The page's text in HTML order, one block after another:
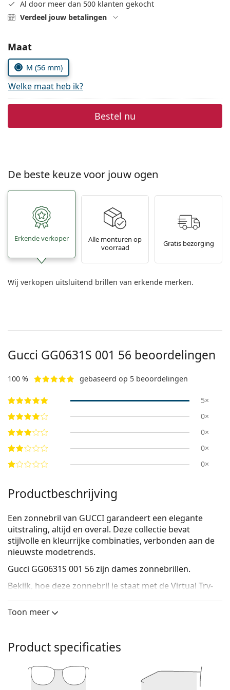
Alle merken
Persol
Alle merken
Al door meer dan 500 klanten gekocht
Verdeel jouw betalingen
Kies parameters:
Maat
M (56 mm)
Welke maat heb ik?
Bestel nu
De beste keuze voor jouw ogen
Erkende verkoper
Alle monturen op
voorraad
Gratis bezorging
Wij verkopen uitsluitend brillen van erkende merken.
Gucci GG0631S 001 56 beoordelingen
100 % gebaseerd op 5 beoordelingen
5×
0×
0×
0×
0×
Productbeschrijving
Een zonnebril van GUCCI garandeert een elegante
uitstraling, altijd en overal. Deze collectie bevat
stijlvolle en kleurrijke combinaties, verbonden aan de
nieuwste modetrends.
Gucci GG0631S 001 56zijn dames zonnebrillen.
Bekijk, hoe deze zonnebril je staat met de Virtual Try-
Zonnebril montuur
een koele huidskleur en lichtblond, lichtbruin of
zwart haar.
Cat eye zonnebrillen
zijn een perfecte keuze voor
mensen met een ovaal, hartvormig of ruitvormig
gezicht.
Toon meer
Product specificaties